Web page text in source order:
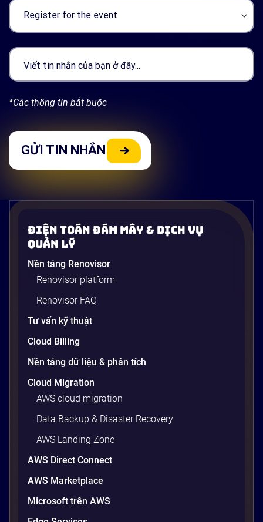
*Các thông tin bắt buộc
Điện Toán Đám Mây & Dịch Vụ
Quản Lý
Nền tảng Renovisor
Renovisor platform
Renovisor FAQ
Tư vấn kỹ thuật
Cloud Billing
Nền tảng dữ liệu & phân tích
Cloud Migration
AWS cloud migration
Data Backup & Disaster Recovery
AWS Landing Zone
AWS Direct Connect
AWS Marketplace
Microsoft trên AWS